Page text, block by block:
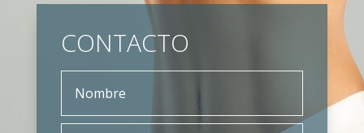
CONTACTO